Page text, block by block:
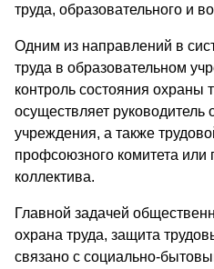
труда, образовательного и
Одним из направлений в
труда в образовательном
контроль состояния охраны
осуществляет руководитель
учреждения, а также
профсоюзного комитета или
коллектива.
Главной задачей
охрана труда, защита
связано с социально-